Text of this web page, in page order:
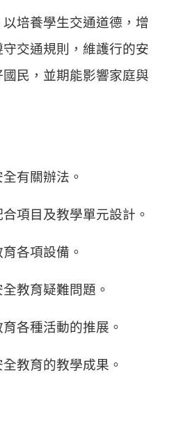
培養學生交通道德，增
交通規則，維護行的安
民，並期能影響家庭與
有關辦法。
項目及教學單元設計。
各項設備。
教育疑難問題。
各種活動的推展。
教育的教學成果。